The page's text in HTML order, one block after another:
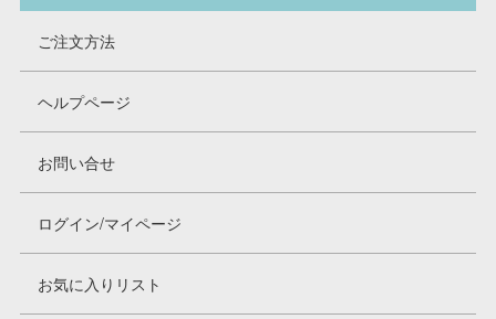
ご注文方法
ヘルプページ
お問い合せ
ログイン/マイページ
お気に入りリスト